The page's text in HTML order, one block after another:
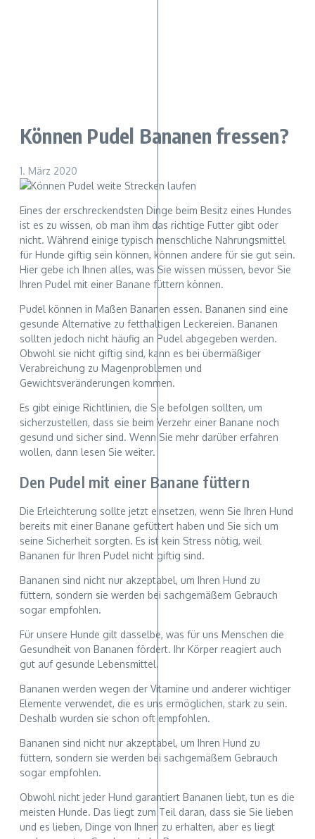
Können Pudel Bananen fressen?
1. März 2020
Eines der erschreckendsten Dinge beim Besitz eines Hundes
ist es zu wissen, ob man ihm das richtige Futter gibt oder
nicht. Während einige typisch menschliche Nahrungsmittel
für Hunde giftig sein können, können andere für sie gut sein.
Hier gebe ich Ihnen alles, was Sie wissen müssen, bevor Sie
Ihren Pudel mit einer Banane füttern können.
Pudel können in Maßen Bananen essen. Bananen sind eine
gesunde Alternative zu fetthaltigen Leckereien. Bananen
sollten jedoch nicht häufig an Pudel abgegeben werden.
Obwohl sie nicht giftig sind, kann es bei übermäßiger
Verabreichung zu Magenproblemen und
Gewichtsveränderungen kommen.
Es gibt einige Richtlinien, die Sie befolgen sollten, um
sicherzustellen, dass sie beim Verzehr einer Banane noch
gesund und sicher sind. Wenn Sie mehr darüber erfahren
wollen, dann lesen Sie weiter.
Den Pudel mit einer Banane füttern
Die Erleichterung sollte jetzt einsetzen, wenn Sie Ihren Hund
bereits mit einer Banane gefüttert haben und Sie sich um
seine Sicherheit sorgten. Es ist kein Stress nötig, weil
Bananen für Ihren Pudel nicht giftig sind.
Bananen sind nicht nur akzeptabel, um Ihren Hund zu
füttern, sondern sie werden bei sachgemäßem Gebrauch
sogar empfohlen.
Für unsere Hunde gilt dasselbe, was für uns Menschen die
Gesundheit von Bananen fördert. Ihr Körper reagiert auch
gut auf gesunde Lebensmittel.
Bananen werden wegen der Vitamine und anderer wichtiger
Elemente verwendet, die es uns ermöglichen, stark zu sein.
Deshalb wurden sie schon oft empfohlen.
Bananen sind nicht nur akzeptabel, um Ihren Hund zu
füttern, sondern sie werden bei sachgemäßem Gebrauch
sogar empfohlen.
Obwohl nicht jeder Hund garantiert Bananen liebt, tun es die
meisten Hunde. Das liegt zum Teil daran, dass sie Sie lieben
und es lieben, Dinge von Ihnen zu erhalten, aber es liegt